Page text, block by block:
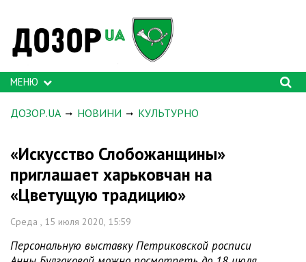
МЕНЮ
ДОЗОР.UA НОВИНИ КУЛЬТУРНО
«Искусство Слобожанщины»
приглашает харьковчан на
«Цветущую традицию»
Среда , 15 июля 2020, 15:59
Персональную выставку Петриковской росписи